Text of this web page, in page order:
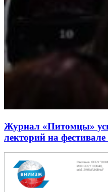
Журнал «Питомцы»
лекторий на